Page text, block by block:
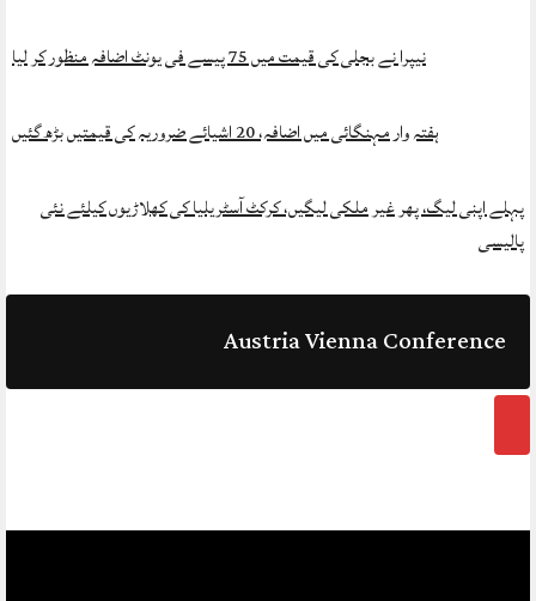
نیپرا نے بجلی کی قیمت میں 75 پیسے فی یونٹ اضافہ منظور کر لیا
ہفتہ وار مہنگائی میں اضافہ، 20 اشیائے ضروریہ کی قیمتیں بڑھ گئیں
پہلے اپنی لیگ، پھر غیر ملکی لیگیں، کرکٹ آسٹریلیا کی کھلاڑیوں کیلئے نئی
پالیسی
Austria Vienna Conference